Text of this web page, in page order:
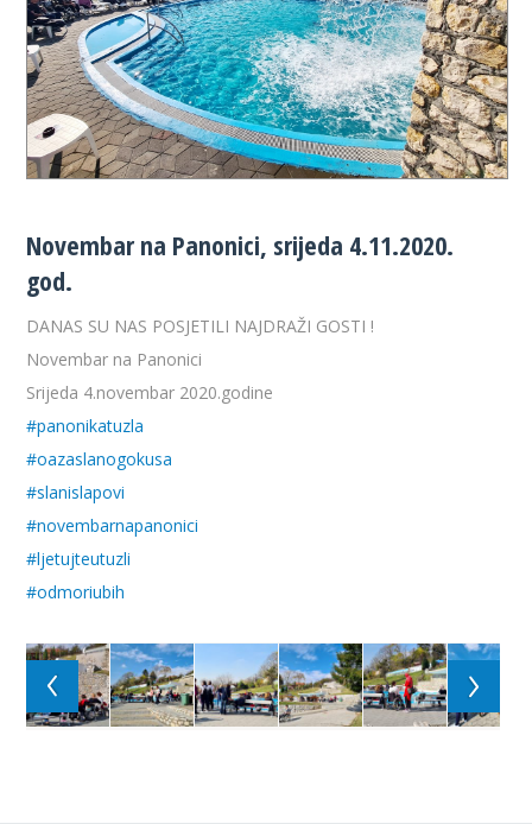
Novembar na Panonici, srijeda 4.11.2020.
god.
DANAS SU NAS POSJETILI NAJDRAŽI GOSTI !
Novembar na Panonici
Srijeda 4.novembar 2020.godine
#panonikatuzla
#oazaslanogokusa
#slanislapovi
#novembarnapanonici
#ljetujteutuzli
#odmoriubih